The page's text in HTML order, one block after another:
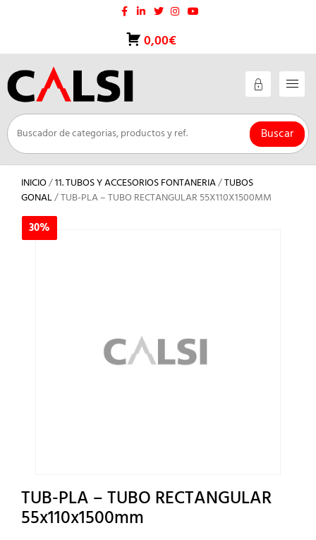
0,00€
Buscar
INICIO/11. TUBOS Y ACCESORIOS FONTANERIA/TUBOS
GONAL/ TUB-PLA – TUBO RECTANGULAR 55X110X1500MM
30%
TUB-PLA – TUBO RECTANGULAR
55x110x1500mm
30%